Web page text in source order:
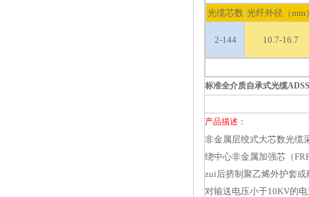
光缆芯数 光纤外径（mm
2-144 10.7-16.7
标准全介质自承式光缆ADSS
产品描述：
非金属层绞式大芯数光缆
绕中心非金属加强芯（
zui后挤制聚乙烯外护套
对输送电压小于10KV的